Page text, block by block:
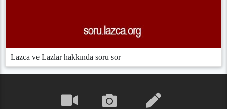
Lazca ve Lazlar hakkında soru sor